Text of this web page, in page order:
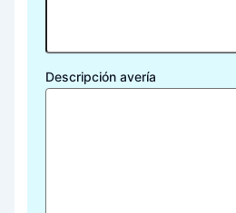
Descripción avería